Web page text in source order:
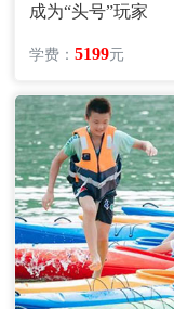
成为“头号”玩家
学费：5199元